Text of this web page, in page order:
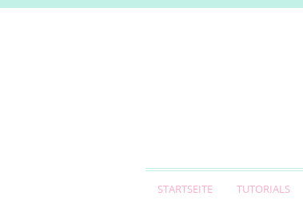
STARTSEITE TUTORIALS